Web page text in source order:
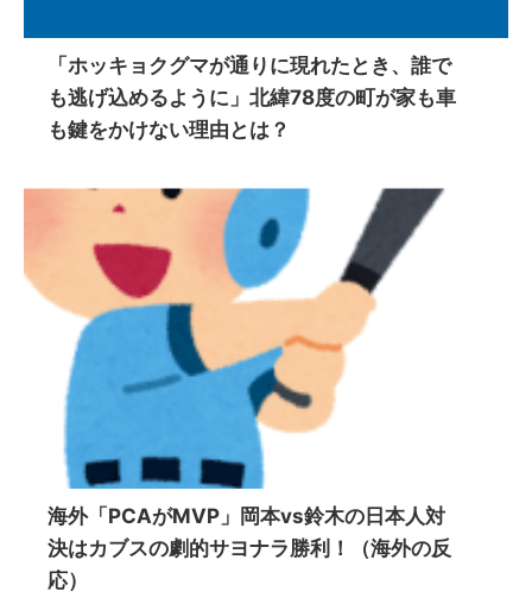
「ホッキョクグマが通りに現れたとき、誰で
も逃げ込めるように」北緯78度の町が家も車
も鍵をかけない理由とは？
海外「PCAがMVP」岡本vs鈴木の日本人対
決はカブスの劇的サヨナラ勝利！（海外の反
応）